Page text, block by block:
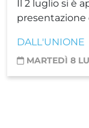
Il 2 luglio si è
presentazione
DALL'UNIONE
MARTEDÌ 8